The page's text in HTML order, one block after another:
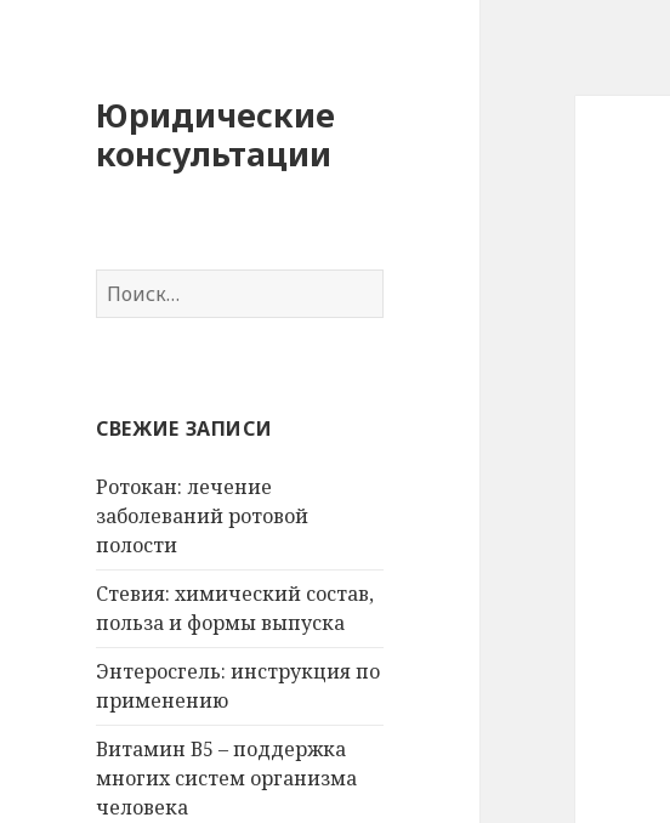
Юридические
консультации
Найти:
СВЕЖИЕ ЗАПИСИ
Ротокан: лечение
заболеваний ротовой
полости
Стевия: химический состав,
польза и формы выпуска
Энтеросгель: инструкция по
применению
Витамин В5 – поддержка
многих систем организма
человека